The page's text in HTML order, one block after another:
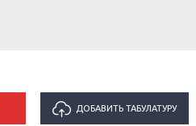
ДОБАВИТЬ ТАБУЛАТУРУ